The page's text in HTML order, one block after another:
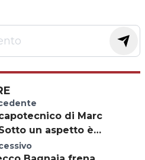
di Marc
un aspetto è